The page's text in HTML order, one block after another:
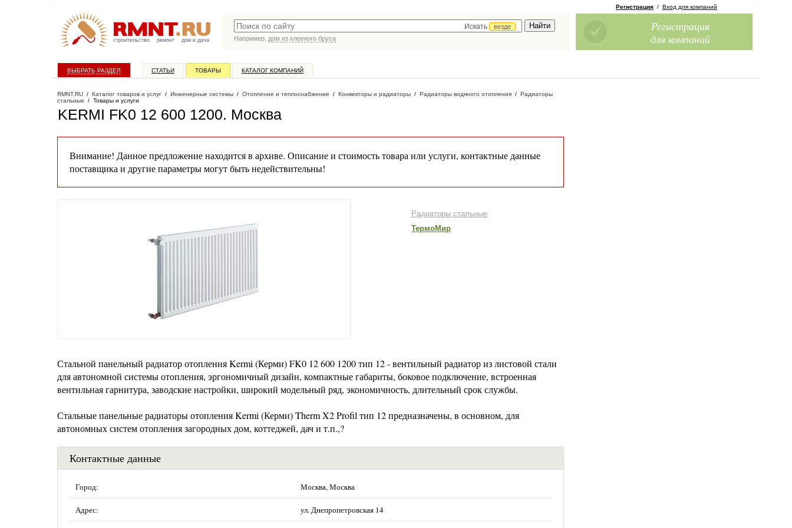
строительство ремонт дом и дача
Искать
везде
Например, дом из клееного бруса
Регистрация / Вход для компаний
Регистрация
для компаний
ВЫБРАТЬ РАЗДЕЛ СТАТЬИ ТОВАРЫ КАТАЛОГ КОМПАНИЙ
RMNT.RU / Каталог товаров и услуг / Инженерные системы / Отопление и теплоснабжение / Конвекторы и радиаторы / Радиаторы водяного отопления / Радиаторы
стальные / Товары и услуги
KERMI FK0 12 600 1200. Москва
Внимание! Данное предложение находится в архиве. Описание и стоимость товара или услуги, контактные данные
поставщика и другие параметры могут быть недействительны!
Радиаторы стальные
ТермоМир
Стальной панельный радиатор отопления Kermi (Керми) FK0 12 600 1200 тип 12 - вентильный радиатор из листовой стали
для автономной системы отопления, эргономичный дизайн, компактные габариты, боковое подключение, встроенная
вентильная гарнитура, заводские настройки, широкий модельный ряд, экономичность, длительный срок службы.
Стальные панельные радиаторы отопления Kermi (Керми) Therm X2 Profil тип 12 предназначены, в основном, для
автономных систем отопления загородных дом, коттеджей, дач и т.п.,?
Контактные данные
Город: Москва, Москва
Адрес: ул. Днепропетровская 14